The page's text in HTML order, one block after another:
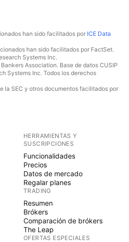
han sido facilitados por ICE Data
han sido facilitados por FactSet.
Systems Inc.
Association. Base de datos CUSIP
Systems Inc. Todos los derechos
la SEC y otros documentos facilitados por
HERRAMIENTAS Y
SUSCRIPCIONES
Funcionalidades
Precios
Datos de mercado
Regalar planes
TRADING
Resumen
Brókers
Comparación de brókers
The Leap
OFERTAS ESPECIALES